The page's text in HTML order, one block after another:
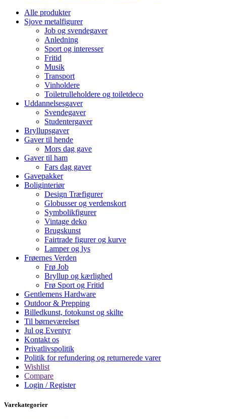
Alle produkter
Sjove metalfigurer
Job og svendegaver
Anledning
Sport og interesser
Fritid
Musik
Transport
Vinholdere
Toiletrulleholdere og toiletdeco
Uddannelsesgaver
Svendegaver
Studentergaver
Bryllupsgaver
Gaver til hende
Mors dag gave
Gaver til ham
Fars dag gaver
Gavepakker
Boliginteriør
Design Træfigurer
Globusser og verdenskort
Symbolikfigurer
Vintage deko
Brugskunst
Fairtrade figurer og kurve
Lamper og lys
Frøernes Verden
Frø Job
Bryllup og kærlighed
Frø Sport og Fritid
Gentlemens Hardware
Outdoor & Prepping
Billedkunst, fotokunst og skilte
Til børneværelset
Jul og Eventyr
Kontakt os
Privatlivspolitik
Politik for refundering og returnerede varer
Wishlist
Compare
Login / Register
Varekategorier